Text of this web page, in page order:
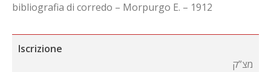
bibliografia di corredo – Morpurgo E. – 1912
Iscrizione
מצ”ק